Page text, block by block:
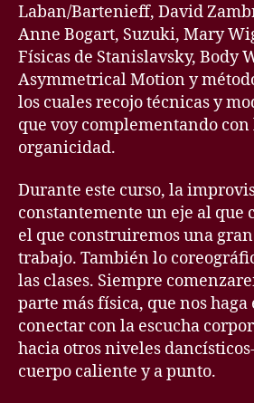
Laban/Bartenieff, David
Anne Bogart, Suzuki, Mary
Físicas de Stanislavsky, Body
Asymmetrical Motion y
los cuales recojo técnicas y
que voy complementando
organicidad.
Durante este curso, la
constantemente un eje al que
el que construiremos una
trabajo. También lo
las clases. Siempre
parte más física, que nos
conectar con la escucha
hacia otros niveles
cuerpo caliente y a punto.